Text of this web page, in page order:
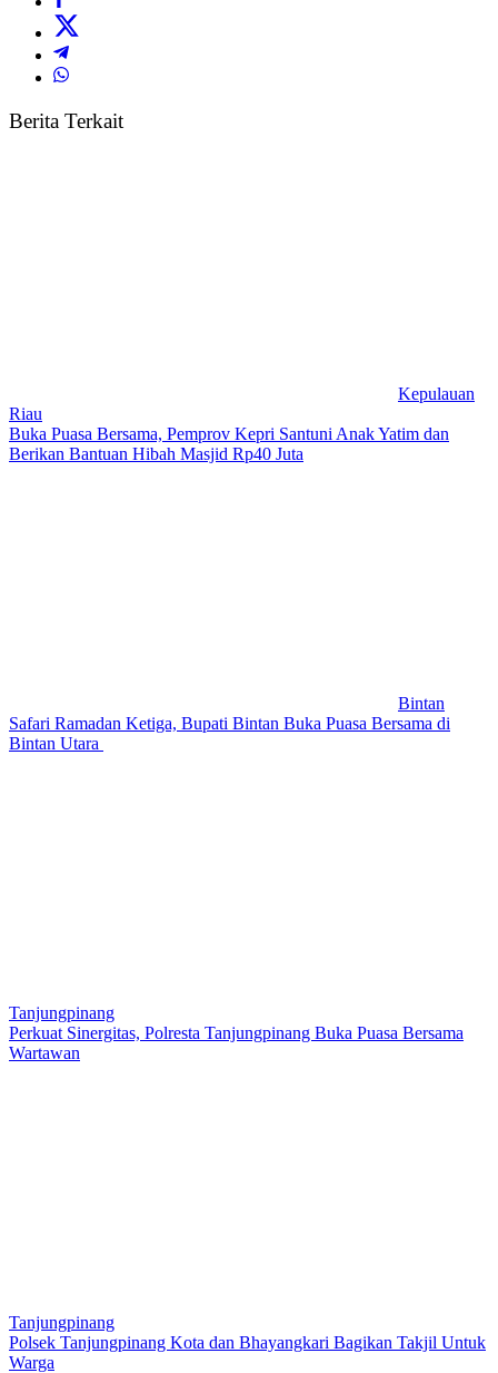
Berita Terkait
Kepulauan
Riau
Buka Puasa Bersama, Pemprov Kepri Santuni Anak Yatim dan
Berikan Bantuan Hibah Masjid Rp40 Juta
Bintan
Safari Ramadan Ketiga, Bupati Bintan Buka Puasa Bersama di
Bintan Utara
Tanjungpinang
Perkuat Sinergitas, Polresta Tanjungpinang Buka Puasa Bersama
Wartawan
Tanjungpinang
Polsek Tanjungpinang Kota dan Bhayangkari Bagikan Takjil Untuk
Warga